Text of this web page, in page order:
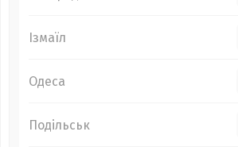
Ізмаїл
Одеса
Подільськ